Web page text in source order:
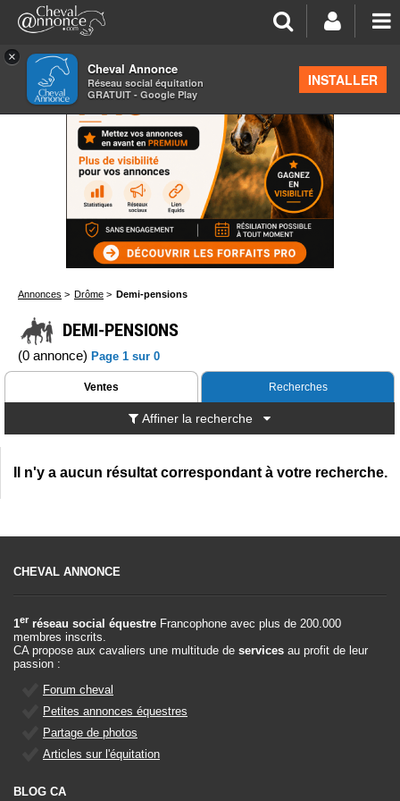
×
Cheval Annonce
Réseau social équitation
GRATUIT - Google Play
INSTALLER
Annonces > Drôme > Demi-pensions
DEMI-PENSIONS
(0 annonce) Page 1 sur 0
Ventes Recherches
Affiner la recherche
Il n'y a aucun résultat correspondant à votre recherche.
CHEVAL ANNONCE
1er réseau social équestre Francophone avec plus de 200.000
membres inscrits.
CA propose aux cavaliers une multitude de services au profit de leur
passion :
Forum cheval
Petites annonces équestres
Partage de photos
Articles sur l'équitation
BLOG CA